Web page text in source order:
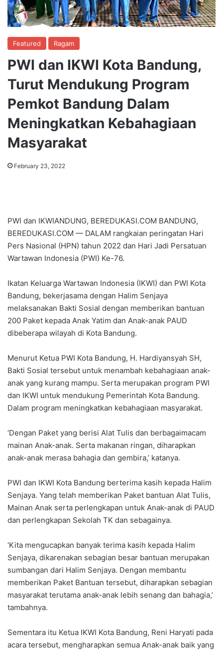
Featured Ragam
PWI dan IKWI Kota Bandung,
Turut Mendukung Program
Pemkot Bandung Dalam
Meningkatkan Kebahagiaan
Masyarakat
February 23, 2022
PWI dan IKWIANDUNG, BEREDUKASI.COM BANDUNG,
BEREDUKASI.COM — DALAM rangkaian peringatan Hari
Pers Nasional (HPN) tahun 2022 dan Hari Jadi Persatuan
Wartawan Indonesia (PWI) Ke-76.
Ikatan Keluarga Wartawan Indonesia (IKWI) dan PWI Kota
Bandung, bekerjasama dengan Halim Senjaya
melaksanakan Bakti Sosial dengan memberikan bantuan
200 Paket kepada Anak Yatim dan Anak-anak PAUD
dibeberapa wilayah di Kota Bandung.
Menurut Ketua PWI Kota Bandung, H. Hardiyansyah SH,
Bakti Sosial tersebut untuk menambah kebahagiaan anak-
anak yang kurang mampu. Serta merupakan program PWI
dan IKWI untuk mendukung Pemerintah Kota Bandung.
Dalam program meningkatkan kebahagiaan masyarakat.
‘Dengan Paket yang berisi Alat Tulis dan berbagaimacam
mainan Anak-anak. Serta makanan ringan, diharapkan
anak-anak merasa bahagia dan gembira,’ katanya.
PWI dan IKWI Kota Bandung berterima kasih kepada Halim
Senjaya. Yang telah memberikan Paket bantuan Alat Tulis,
Mainan Anak serta perlengkapan untuk Anak-anak di PAUD
dan perlengkapan Sekolah TK dan sebagainya.
‘Kita mengucapkan banyak terima kasih kepada Halim
Senjaya, dikarenakan sebagian besar bantuan merupakan
sumbangan dari Halim Senjaya. Dengan membantu
memberikan Paket Bantuan tersebut, diharapkan sebagian
masyarakat terutama anak-anak lebih senang dan bahagia,’
tambahnya.
Sementara itu Ketua IKWI Kota Bandung, Reni Haryati pada
acara tersebut, mengharapkan semua Anak-anak baik yang